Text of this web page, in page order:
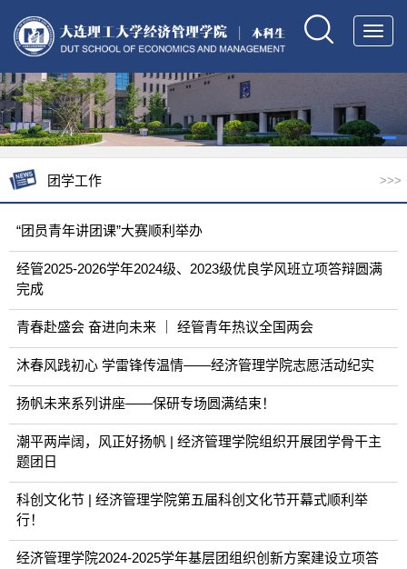
团学工作 >>>
“团员青年讲团课”大赛顺利举办
经管2025-2026学年2024级、2023级优良学风班立项答辩圆满
完成
青春赴盛会 奋进向未来 ｜ 经管青年热议全国两会
沐春风践初心 学雷锋传温情——经济管理学院志愿活动纪实
扬帆未来系列讲座——保研专场圆满结束！
潮平两岸阔，风正好扬帆 | 经济管理学院组织开展团学骨干主
题团日
科创文化节 | 经济管理学院第五届科创文化节开幕式顺利举
行！
经济管理学院2024-2025学年基层团组织创新方案建设立项答